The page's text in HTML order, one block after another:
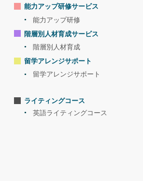
能力アップ研修サービス
能力アップ研修
階層別人材育成サービス
階層別人材育成
留学アレンジサポート
留学アレンジサポート
ライティングコース
英語ライティングコース